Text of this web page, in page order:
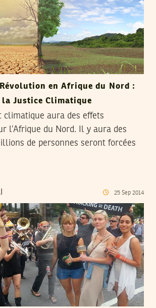
en Afrique du Nord :
la Justice Climatique
climatique aura des effets
l’Afrique du Nord. Il y aura des
de personnes seront forcées
25 Sep 2014